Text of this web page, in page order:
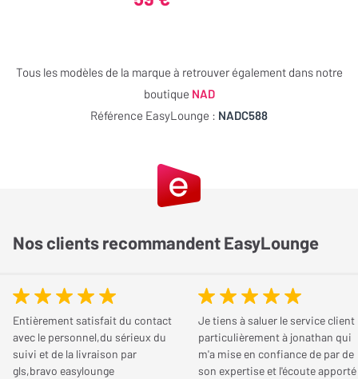
technologies propres à Ortofon permettent de réduire
considérablement les courants de Foucault !
La platine La platine vinyle C588 de NAD est un modèle haut de
345 mm
Tous les modèles de la marque à retrouver également dans notre
boutique NAD
Référence EasyLounge : NADC588
Nos clients recommandent EasyLounge
Entièrement satisfait du contact
avec le personnel,du sérieux du
suivi et de la livraison par
gls,bravo easylounge
Je tiens à saluer le service client
particulièrement à jonathan qui
m'a mise en confiance de par de
son expertise et l'écoute apporté